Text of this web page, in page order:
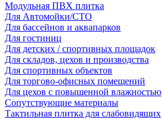
Модульная ПВХ плитка
Для Автомойки/СТО
Для бассейнов и аквапарков
Для гостиниц
Для детских / спортивных площадок
Для складов, цехов и производства
Для спортивных объектов
Для торгово-офисных помещений
Для цехов с повышенной влажностью
Сопутствующие материалы
Тактильная плитка для слабовидящих